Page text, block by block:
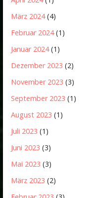
März 2024(4)
Februar 2024(1)
Januar 2024(1)
Dezember 2023 (2)
November 2023 (3)
September 2023 (1)
August 2023 (1)
Juli 2023 (1)
Juni 2023 (3)
Mai 2023 (3)
März 2023 (2)